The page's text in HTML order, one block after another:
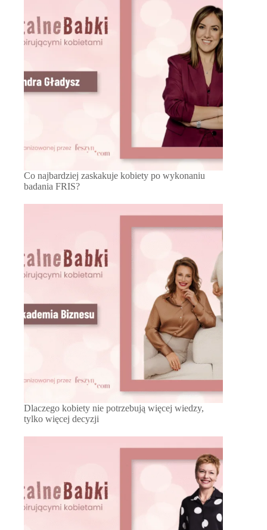
Co najbardziej zaskakuje kobiety po wykonaniu
badania FRIS?
Dlaczego kobiety nie potrzebują więcej wiedzy,
tylko więcej decyzji